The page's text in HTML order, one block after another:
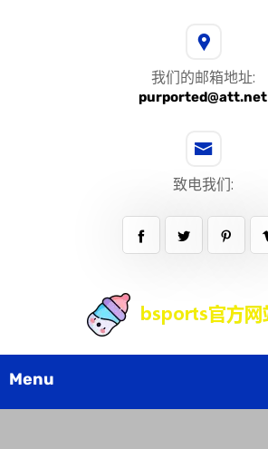
我们的邮箱地址:
purported@att.net
致电我们: